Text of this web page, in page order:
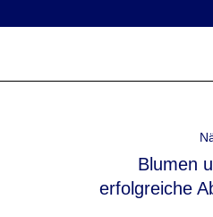
Nächster
Beitrag
Blumen
erfolgreiche